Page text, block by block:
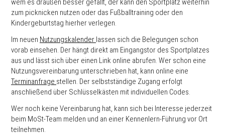
wem es draußen besser gefällt, der kann den Sportplatz weiterhin
zum picknicken nutzen oder das Fußballtraining oder den
Kindergeburtstag hierher verlegen.
Im neuen Nutzungskalender lassen sich die Belegungen schon
vorab einsehen. Der hängt direkt am Eingangstor des Sportplatzes
aus und lässt sich über einen Link online abrufen. Wer schon eine
Nutzungsvereinbarung unterschrieben hat, kann online eine
Terminanfrage stellen. Der selbstständige Zugang erfolgt
anschließend über Schlüsselkästen mit individuellen Codes.
Wer noch keine Vereinbarung hat, kann sich bei Interesse jederzeit
beim MoSt-Team melden und an einer Kennenlern-Führung vor Ort
teilnehmen.